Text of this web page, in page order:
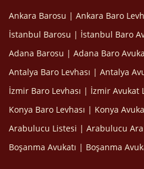
Ankara Barosu | Ankara Baro
İstanbul Barosu | İstanbul Baro
Adana Barosu | Adana Baro
Antalya Baro Levhası | Antalya
İzmir Baro Levhası | İzmir Avukat
Konya Baro Levhası | Konya
Arabulucu Listesi | Arabulucu Ara
Boşanma Avukatı | Boşanma